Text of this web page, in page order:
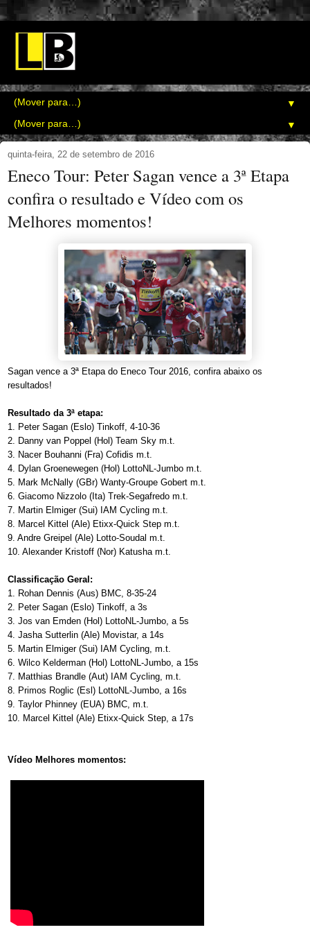
▼
▼
quinta-feira, 22 de setembro de 2016
Eneco Tour: Peter Sagan vence a 3ª Etapa
confira o resultado e Vídeo com os
Melhores momentos!
Sagan vence a 3ª Etapa do Eneco Tour 2016, confira abaixo os
resultados!
Resultado da 3ª etapa:
1. Peter Sagan (Eslo) Tinkoff, 4-10-36
2. Danny van Poppel (Hol) Team Sky m.t.
3. Nacer Bouhanni (Fra) Cofidis m.t.
4. Dylan Groenewegen (Hol) LottoNL-Jumbo m.t.
5. Mark McNally (GBr) Wanty-Groupe Gobert m.t.
6. Giacomo Nizzolo (Ita) Trek-Segafredo m.t.
7. Martin Elmiger (Sui) IAM Cycling m.t.
8. Marcel Kittel (Ale) Etixx-Quick Step m.t.
9. Andre Greipel (Ale) Lotto-Soudal m.t.
10. Alexander Kristoff (Nor) Katusha m.t.
Classificação Geral:
1. Rohan Dennis (Aus) BMC, 8-35-24
2. Peter Sagan (Eslo) Tinkoff, a 3s
3. Jos van Emden (Hol) LottoNL-Jumbo, a 5s
4. Jasha Sutterlin (Ale) Movistar, a 14s
5. Martin Elmiger (Sui) IAM Cycling, m.t.
6. Wilco Kelderman (Hol) LottoNL-Jumbo, a 15s
7. Matthias Brandle (Aut) IAM Cycling, m.t.
8. Primos Roglic (Esl) LottoNL-Jumbo, a 16s
9. Taylor Phinney (EUA) BMC, m.t.
10. Marcel Kittel (Ale) Etixx-Quick Step, a 17s
Vídeo Melhores momentos: